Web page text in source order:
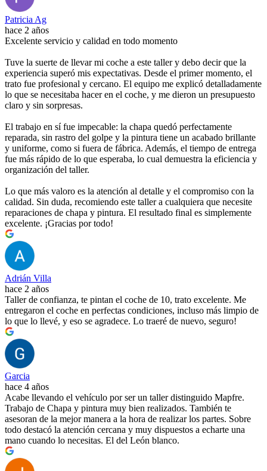
Patricia Ag
hace 2 años
Excelente servicio y calidad en todo momento
Tuve la suerte de llevar mi coche a este taller y debo decir que la
experiencia superó mis expectativas. Desde el primer momento, el
trato fue profesional y cercano. El equipo me explicó detalladamente
lo que se necesitaba hacer en el coche, y me dieron un presupuesto
claro y sin sorpresas.
El trabajo en sí fue impecable: la chapa quedó perfectamente
reparada, sin rastro del golpe y la pintura tiene un acabado brillante
y uniforme, como si fuera de fábrica. Además, el tiempo de entrega
fue más rápido de lo que esperaba, lo cual demuestra la eficiencia y
organización del taller.
Lo que más valoro es la atención al detalle y el compromiso con la
calidad. Sin duda, recomiendo este taller a cualquiera que necesite
reparaciones de chapa y pintura. El resultado final es simplemente
excelente. ¡Gracias por todo!
Adrián Villa
hace 2 años
Taller de confianza, te pintan el coche de 10, trato excelente. Me
entregaron el coche en perfectas condiciones, incluso más limpio de
lo que lo llevé, y eso se agradece. Lo traeré de nuevo, seguro!
Garcia
hace 4 años
Acabe llevando el vehículo por ser un taller distinguido Mapfre.
Trabajo de Chapa y pintura muy bien realizados. También te
asesoran de la mejor manera a la hora de realizar los partes. Sobre
todo destacó la atención cercana y muy dispuestos a echarte una
mano cuando lo necesitas. El del León blanco.